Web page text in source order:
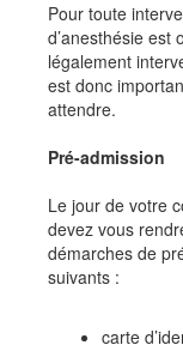
Pour toute
d’anesthésie est
légalement
est donc
attendre.
Pré-admission
Le jour de votre
devez vous
démarches de
suivants :
carte